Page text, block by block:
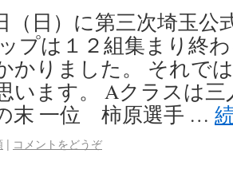
（日）に第三次埼玉公
プは１２組集まり終
かりました。 それで
います。 Aクラスは
末 一位 柿原選手 …
| コメントをどうぞ